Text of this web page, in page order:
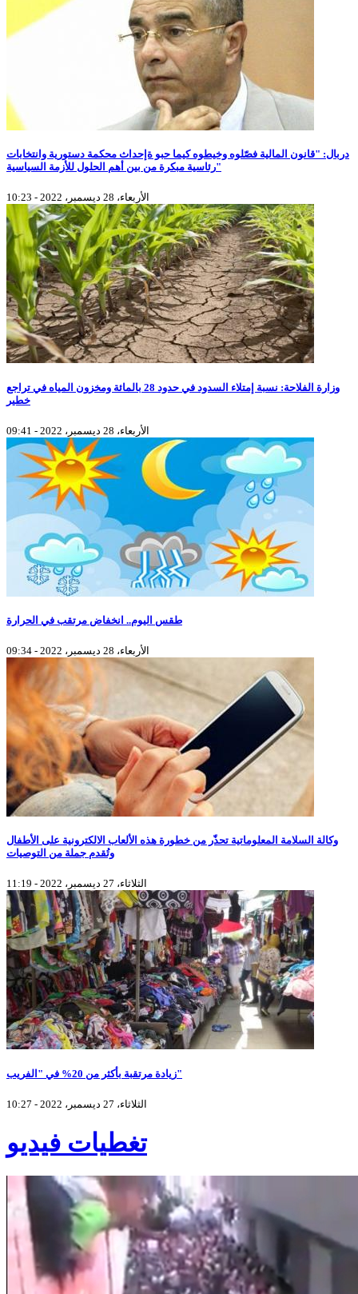
دربال: "قانون المالية فصّلوه وخيطوه كيما حبو ةإحداث محكمة دستورية وانتخابات
رئاسية مبكرة من بين أهم الحلول للأزمة السياسية"
الأربعاء، 28 ديسمبر، 2022 - 10:23
وزارة الفلاحة: نسبة إمتلاء السدود في حدود 28 بالمائة ومخزون المياه في تراجع
خطير
الأربعاء، 28 ديسمبر، 2022 - 09:41
طقس اليوم.. انخفاض مرتقب في الحرارة
الأربعاء، 28 ديسمبر، 2022 - 09:34
وكالة السلامة المعلوماتية تحذّر من خطورة هذه الألعاب الالكترونية على الأطفال
وتُقدم جملة من التوصيات
الثلاثاء، 27 ديسمبر، 2022 - 11:19
زيادة مرتقبة بأكثر من 20% في "الفريب"
الثلاثاء، 27 ديسمبر، 2022 - 10:27
تغطيات فيديو